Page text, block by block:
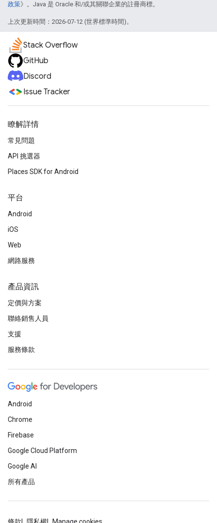
政策》。Java 是 Oracle 和/或其關聯企業的註冊商標。
上次更新時間：2026-07-12 (世界標準時間)。
Stack Overflow
GitHub
Discord
Issue Tracker
瞭解詳情
常見問題
API 挑選器
Places SDK for Android
平台
Android
iOS
Web
網路服務
產品資訊
定價與方案
聯絡銷售人員
支援
服務條款
Android
Chrome
Firebase
Google Cloud Platform
Google AI
所有產品